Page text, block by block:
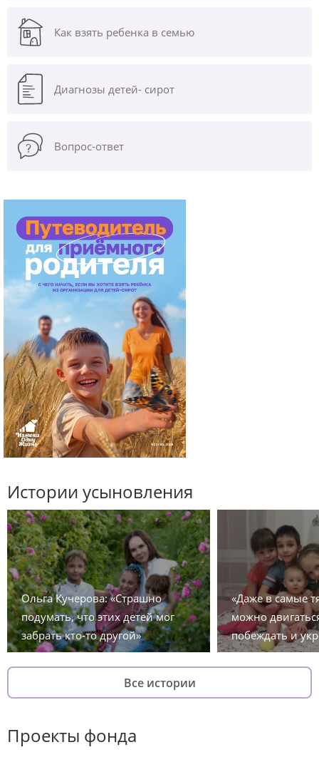
Как взять ребенка в семью
Диагнозы детей- сирот
Вопрос-ответ
Истории усыновления
Ольга Кучерова: «Страшно
подумать, что этих детей мог
забрать кто-то другой»
«Даже в самые
можно
побеждать и
Все истории
Проекты фонда